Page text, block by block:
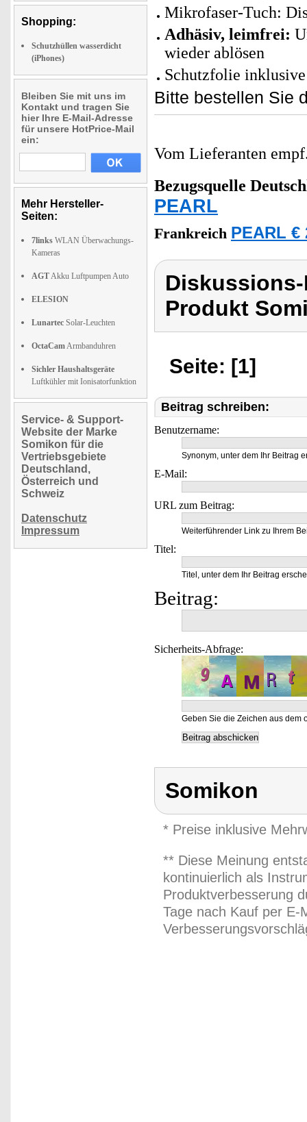
Shopping:
Schutzhüllen wasserdicht
(iPhones)
Bleiben Sie mit uns im
Kontakt und tragen Sie
hier Ihre E-Mail-Adresse
für unsere HotPrice-Mail
ein:
Mehr Hersteller-
Seiten:
7links WLAN Überwachungs-
Kameras
AGTAkku Luftpumpen Auto
ELESION
Lunartec Solar-Leuchten
OctaCamArmbanduhren
Sichler Haushaltsgeräte
Luftkühler mit Ionisatorfunktion
Service- & Support-
Website der Marke
Somikon für die
Vertriebsgebiete
Deutschland,
Österreich und
Schweiz
Datenschutz
Impressum
Mikrofaser-Tuch:
Adhäsiv, leimfrei:
wieder ablösen
Schutzfolie
Bitte bestellen Sie
Vom Lieferanten
Bezugsquelle
PEARL
Frankreich PEARL €
Produkt
Seite: [1]
Beitrag schreiben:
Benutzername:
Synonym, unter dem Ihr Beitrag
E-Mail:
URL zum Beitrag:
Weiterführender Link zu Ihrem
Titel:
Titel, unter dem Ihr Beitrag
Beitrag:
Sicherheits-Abfrage:
Geben Sie die Zeichen aus dem
Somikon
* Preise inklusive
** Diese Meinung
kontinuierlich als
Produktverbesserung
Tage nach Kauf per E-